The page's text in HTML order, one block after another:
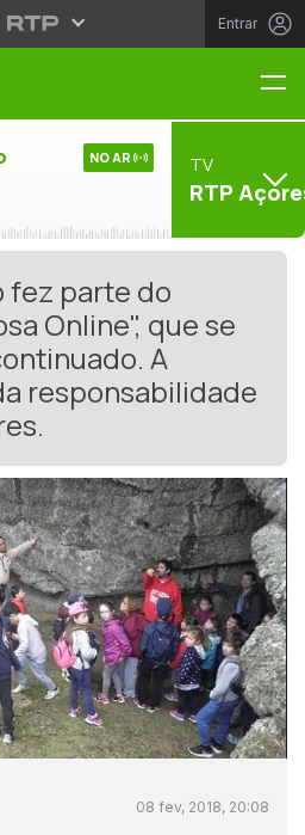
Entrar
NO AR TV
RTP
fez parte do
Online", que se
A
responsabilidade
08 fev, 2018, 20:08